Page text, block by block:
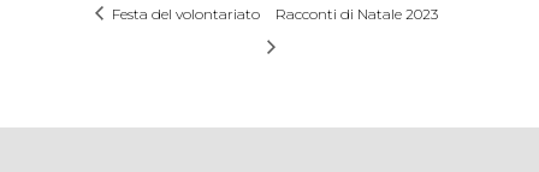
Festa del volontariato Racconti di Natale 2023